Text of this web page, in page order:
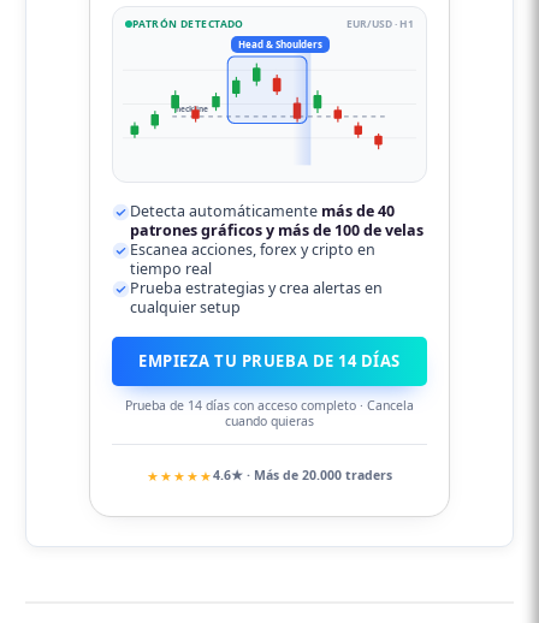
PATRÓN DETECTADO EUR/USD · H1
neckline
Head & Shoulders
Detecta automáticamente más de 40
patrones gráficos y más de 100 de velas
Escanea acciones, forex y cripto en
tiempo real
Prueba estrategias y crea alertas en
cualquier setup
EMPIEZA TU PRUEBA DE 14 DÍAS
Prueba de 14 días con acceso completo · Cancela
cuando quieras
★★★★★4.6★ · Más de 20.000 traders